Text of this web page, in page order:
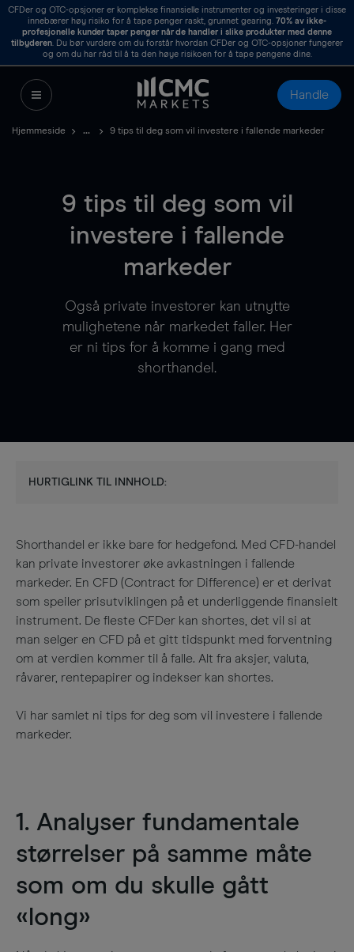
CFDer og OTC-opsjoner er komplekse finansielle instrumenter og investeringer i disse
innebærer høy risiko for å tape penger raskt, grunnet gearing.70% av ikke-
profesjonelle kunder taper penger når de handler i slike produkter med denne
tilbyderen. Du bør vurdere om du forstår hvordan CFDer og OTC-opsjoner fungerer
og om du har råd til å ta den høye risikoen for å tape pengene dine.
Handle
Hjemmeside 9 tips til deg som vil investere i fallende markeder
9 tips til deg som vil
investere i fallende
markeder
Også private investorer kan utnytte
mulighetene når markedet faller. Her
er ni tips for å komme i gang med
shorthandel.
HURTIGLINK TIL INNHOLD:
Shorthandel er ikke bare for hedgefond. Med CFD-handel
kan private investorer øke avkastningen i fallende
markeder. En CFD (Contract for Difference) er et derivat
som speiler prisutviklingen på et underliggende finansielt
instrument. De fleste CFDer kan shortes, det vil si at
man selger en CFD på et gitt tidspunkt med forventning
om at verdien kommer til å falle. Alt fra aksjer, valuta,
råvarer, rentepapirer og indekser kan shortes.
Vi har samlet ni tips for deg som vil investere i fallende
markeder.
1. Analyser fundamentale
størrelser på samme måte
som om du skulle gått
«long»